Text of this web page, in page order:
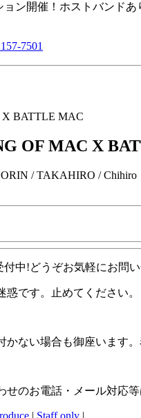
ン開催！ホストバンド
7501
OF MAC X
/ TAKAHIRO / Chihiro
中!どうぞお気軽にお問い
です。止めてください。
ない場合も御座います
のお電話・メール対応
| Staff only |